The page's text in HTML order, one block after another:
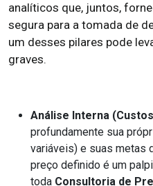
analíticos que, juntos,
segura para a tomada de
um desses pilares pode
graves.
Análise Interna
profundamente sua
variáveis) e suas metas
preço definido é um
toda Consultoria de